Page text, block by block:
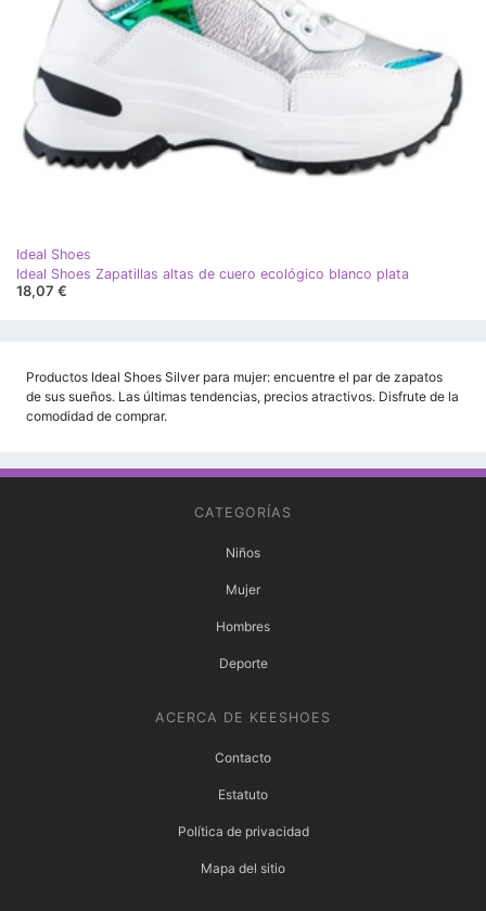
Ideal Shoes
Ideal Shoes Zapatillas altas de cuero ecológico blanco plata
18,07 €
Productos Ideal Shoes Silver para mujer: encuentre el par de zapatos
de sus sueños. Las últimas tendencias, precios atractivos. Disfrute de la
comodidad de comprar.
CATEGORÍAS
Niños
Mujer
Hombres
Deporte
ACERCA DE KEESHOES
Contacto
Estatuto
Política de privacidad
Mapa del sitio